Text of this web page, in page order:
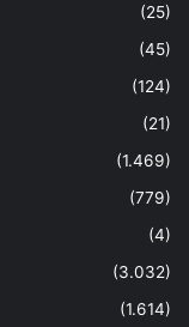
(25)
(45)
(124)
(21)
(1.469)
(779)
(4)
(3.032)
(1.614)